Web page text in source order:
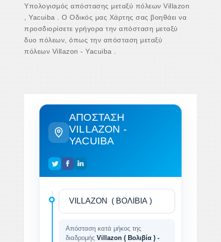
Υπολογισμός απόστασης μεταξύ πόλεων Villazon
, Yacuiba . Ο Οδικός μας Χάρτης σας βοηθάει να
προσδιορίσετε γρήγορα την απόσταση μεταξύ
δυο πόλεων, όπως την απόσταση μεταξύ
πόλεων Villazon - Yacuiba .
ΑΠΌΣΤΑΣΗ
VILLAZON -
YACUIBA
Απόσταση κατά μήκος της
διαδρομής Villazon ( Βολιβία ) -